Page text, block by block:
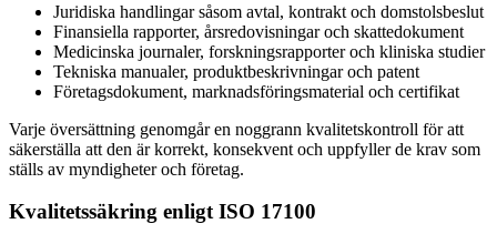
Juridiska handlingar såsom avtal, kontrakt och domstolsbeslut
Finansiella rapporter, årsredovisningar och skattedokument
Medicinska journaler, forskningsrapporter och kliniska studier
Tekniska manualer, produktbeskrivningar och patent
Företagsdokument, marknadsföringsmaterial och certifikat
Varje översättning genomgår en noggrann kvalitetskontroll för att
säkerställa att den är korrekt, konsekvent och uppfyller de krav som
ställs av myndigheter och företag.
Kvalitetssäkring enligt ISO 17100